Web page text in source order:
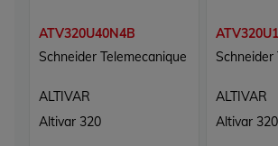
ATV320U40N4B
Schneider Telemecanique
ALTIVAR
Altivar 320
Schneider
ALTIVAR
Altivar 320